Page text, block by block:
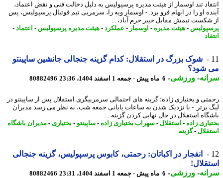
تند اوسمار از هیئت مدیره پرسپولیس به دلیل دخالت فنی و نقض اعتماد،
او را در ابهام فرو برد. - اوسمار ویه را، سرمربی تیم فوتبال پرسپولیس، پس
تیمش مقابل خیبر خرم آباد، ...
-هیئت مدیره-اوسمار-عملکرد-هیئت مدیره پرسپولیس-اعتماد-
شوک بزرگ در استقلال: کدام گزینه جنجالی جانشین ساپینتو
شود؟
- ورزشی-6 ماه پیش - جمعه 1 اسفند 1404، 23:36 80882496
و بختیاری زاده؛ گزینه های احتمالی سرمربیگری استقلال پس از ساپینتو در
برتر. - با نزدیک شدن به ساعات پایانی جمعه شب، به نظر می رسد مدیران
استقلال در حال نهایی کردن گزینه ...
زاده - استقلال-سهراب بختیاری زاده - ساپینتو-بختیاری- مدیران باشگاه
-گزینه
انفجار در اکباتان: رحمتی، کابوس پرسپولیس، گزینه جنجالی
- ورزشی-6 ماه پیش - جمعه 1 اسفند 1404، 23:31 80882466